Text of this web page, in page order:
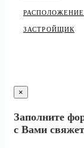
РАСПОЛОЖЕНИЕ
ЗАСТРОЙЩИК
×
Заполните
с Вами